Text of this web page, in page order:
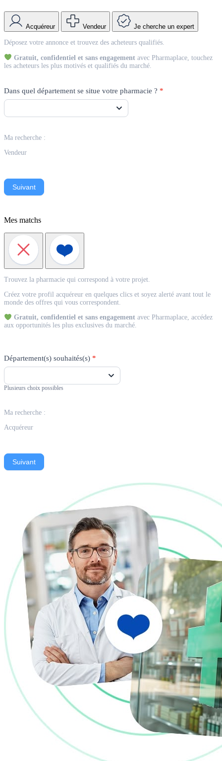
Acquéreur Vendeur Je cherche un expert
Vendeur
Déposez votre annonce et trouvez des acheteurs qualifiés.
Gratuit, confidentiel et sans engagement avec Pharmaplace, touchez
les acheteurs les plus motivés et qualifiés du marché.
Dans quel département se situe votre pharmacie ? *
Ma recherche :
Vendeur
Suivant
Mes matchs
Acquéreur
Trouvez la pharmacie qui correspond à votre projet.
Créez votre profil acquéreur en quelques clics et soyez alerté avant tout le
monde des offres qui vous correspondent.
Gratuit, confidentiel et sans engagementavec Pharmaplace, accédez
aux opportunités les plus exclusives du marché.
Département(s) souhaités(s) *
Plusieurs choix possibles
Ma recherche :
Acquéreur
Suivant